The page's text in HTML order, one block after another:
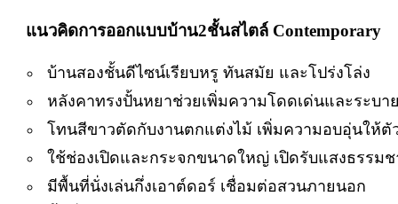
แนวคิดการออกแบบบ้าน2ชั้นสไตล์ Contemporary
บ้านสองชั้นดีไซน์เรียบหรู ทันสมัย และโปร่งโล่ง
หลังคาทรงปั้นหยาช่วยเพิ่มความโดดเด่นและระบา
โทนสีขาวตัดกับงานตกแต่งไม้ เพิ่มความอบอุ่นให้ตั
ใช้ช่องเปิดและกระจกขนาดใหญ่ เปิดรับแสงธรรม
มีพื้นที่นั่งเล่นกึ่งเอาต์ดอร์ เชื่อมต่อสวนภายนอก